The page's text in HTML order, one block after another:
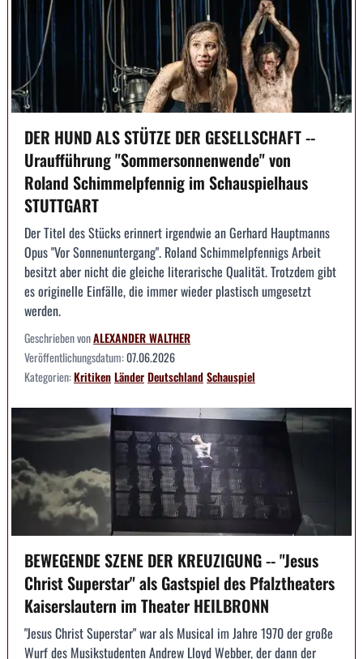
DER HUND ALS STÜTZE DER GESELLSCHAFT --
Uraufführung "Sommersonnenwende" von
Roland Schimmelpfennig im Schauspielhaus
STUTTGART
Der Titel des Stücks erinnert irgendwie an Gerhard Hauptmanns
Opus "Vor Sonnenuntergang". Roland Schimmelpfennigs Arbeit
besitzt aber nicht die gleiche literarische Qualität. Trotzdem gibt
es originelle Einfälle, die immer wieder plastisch umgesetzt
werden.
Geschrieben vonALEXANDER WALTHER
Veröffentlichungsdatum:07.06.2026
Kategorien:KritikenLänderDeutschlandSchauspiel
BEWEGENDE SZENE DER KREUZIGUNG -- "Jesus
Christ Superstar" als Gastspiel des Pfalztheaters
Kaiserslautern im Theater HEILBRONN
"Jesus Christ Superstar" war als Musical im Jahre 1970 der große
Wurf des Musikstudenten Andrew Lloyd Webber, der dann der